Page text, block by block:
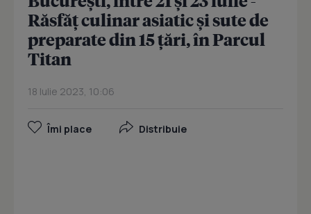
Răsfăț culinar asiatic și sute de
preparate din 15 țări, în Parcul
Titan
18 Iulie 2023, 10:06
Îmi place Distribuie